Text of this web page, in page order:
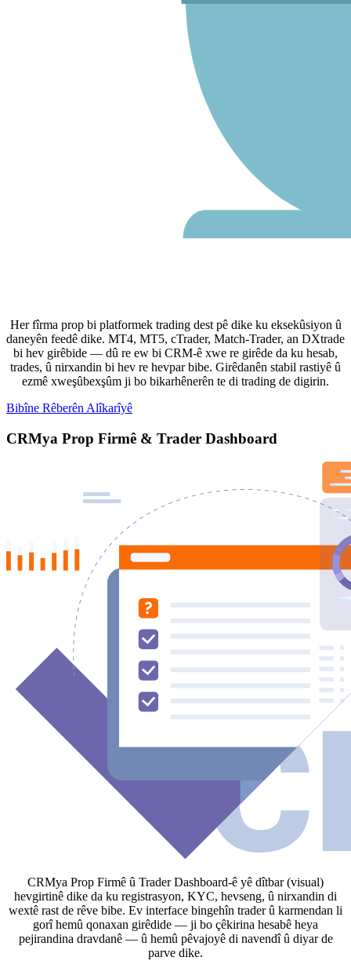
Her fîrma prop bi platformek trading dest pê dike ku eksekûsiyon û
daneyên feedê dike. MT4, MT5, cTrader, Match-Trader, an DXtrade
bi hev girêbide — dû re ew bi CRM-ê xwe re girêde da ku hesab,
trades, û nirxandin bi hev re hevpar bibe. Girêdanên stabil rastiyê û
ezmê xweşûbexşûm ji bo bikarhênerên te di trading de digirin.
Bibîne Rêberên Alîkarîyê
CRMya Prop Firmê & Trader Dashboard
CRMya Prop Firmê û Trader Dashboard-ê yê dîtbar (visual)
hevgirtinê dike da ku registrasyon, KYC, hevseng, û nirxandin di
wextê rast de rêve bibe. Ev interface bingehîn trader û karmendan li
gorî hemû qonaxan girêdide — ji bo çêkirina hesabê heya
pejirandina dravdanê — û hemû pêvajoyê di navendî û diyar de
parve dike.